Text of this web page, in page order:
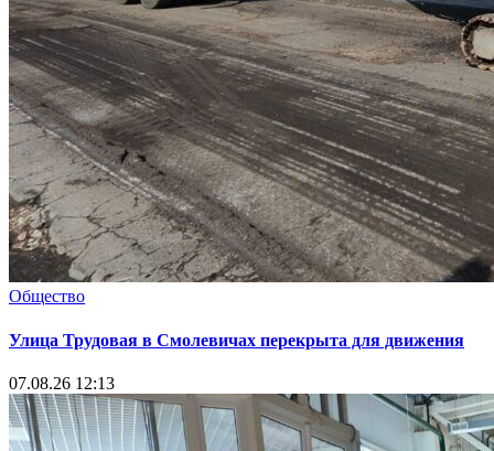
Общество
Улица Трудовая в Смолевичах перекрыта для движения
07.08.26 12:13